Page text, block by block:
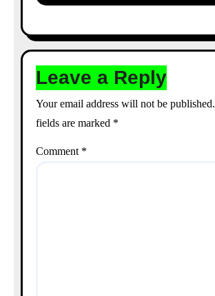
Leave a Reply
Your email address will not be published.
fields are marked *
Comment *